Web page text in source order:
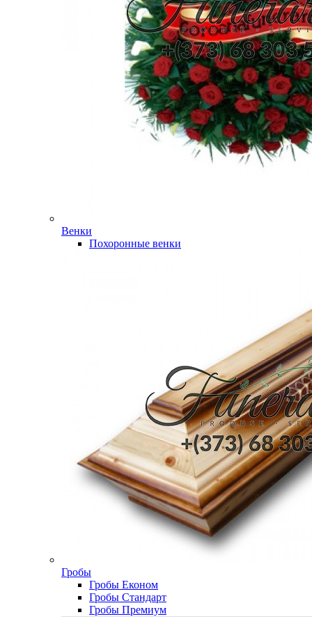
Венки
Похоронные венки
Гробы
Гробы Економ
Гробы Стандарт
Гробы Премиум